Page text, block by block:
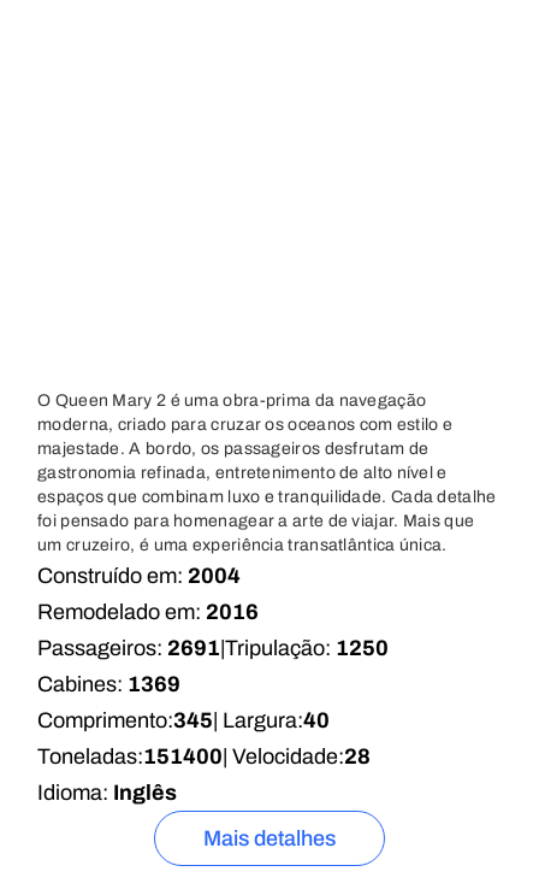
O Queen Mary 2 é uma obra-prima da navegação
moderna, criado para cruzar os oceanos com estilo e
majestade. A bordo, os passageiros desfrutam de
gastronomia refinada, entretenimento de alto nível e
espaços que combinam luxo e tranquilidade. Cada detalhe
foi pensado para homenagear a arte de viajar. Mais que
um cruzeiro, é uma experiência transatlântica única.
Construído em: 2004
Remodelado em: 2016
Passageiros: 2691 Tripulação: 1250
Cabines: 1369
Comprimento:345 | Largura:40
Toneladas:151400 | Velocidade:28
Idioma: Inglês
Mais detalhes